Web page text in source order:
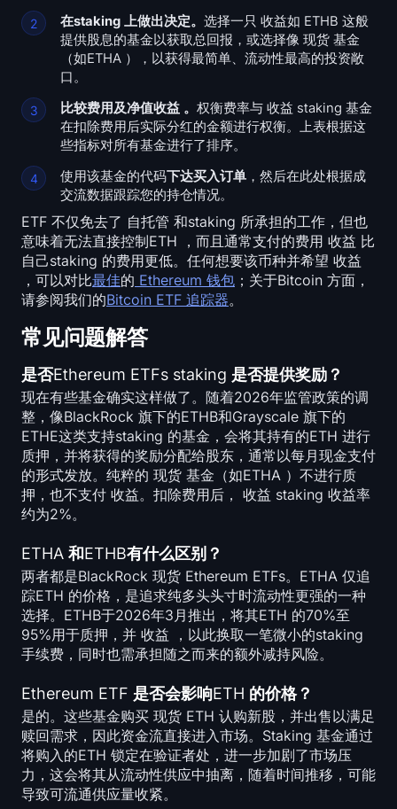
在staking 上做出决定。 选择一只 收益如 ETHB 这般
提供股息的基金以获取总回报，或选择像 现货 基金
（如ETHA ），以获得最简单、流动性最高的投资敞
口。
比较费用及净值收益 。 权衡费率与 收益 staking 基金
在扣除费用后实际分红的金额进行权衡。上表根据这
些指标对所有基金进行了排序。
使用该基金的代码下达买入订单 ，然后在此处根据成
交流数据跟踪您的持仓情况。
ETF 不仅免去了 自托管 和staking 所承担的工作，但也
意味着无法直接控制ETH ，而且通常支付的费用 收益 比
自己staking 的费用更低。任何想要该币种并希望 收益
，可以对比最佳的 Ethereum 钱包 ；关于Bitcoin 方面，
请参阅我们的Bitcoin ETF 追踪器。
常见问题解答
是否Ethereum ETFs staking 是否提供奖励？
现在有些基金确实这样做了。随着2026年监管政策的调
整，像BlackRock 旗下的ETHB和Grayscale 旗下的
ETHE这类支持staking 的基金，会将其持有的ETH 进行
质押，并将获得的奖励分配给股东，通常以每月现金支付
的形式发放。纯粹的 现货 基金（如ETHA ）不进行质
押，也不支付 收益。扣除费用后， 收益 staking 收益率
约为2%。
ETHA 和ETHB有什么区别？
两者都是BlackRock 现货 Ethereum ETFs。ETHA 仅追
踪ETH 的价格，是追求纯多头头寸时流动性更强的一种
选择。ETHB于2026年3月推出，将其ETH 的70%至
95%用于质押，并 收益 ，以此换取一笔微小的staking
手续费，同时也需承担随之而来的额外减持风险。
Ethereum ETF 是否会影响ETH 的价格？
是的。这些基金购买 现货 ETH 认购新股，并出售以满足
赎回需求，因此资金流直接进入市场。Staking 基金通过
将购入的ETH 锁定在验证者处，进一步加剧了市场压
力，这会将其从流动性供应中抽离，随着时间推移，可能
导致可流通供应量收紧。